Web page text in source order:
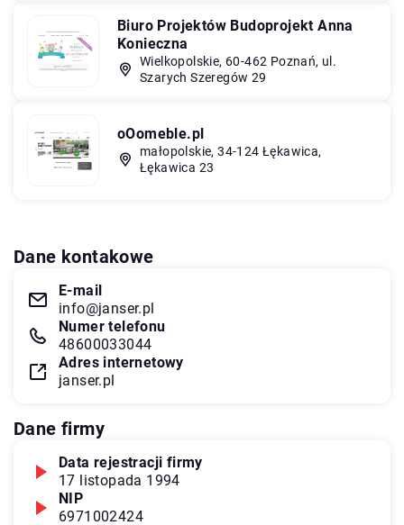
Biuro Projektów Budoprojekt Anna
Konieczna
Wielkopolskie, 60-462 Poznań, ul.
Szarych Szeregów 29
oOomeble.pl
małopolskie, 34-124 Łękawica,
Łękawica 23
Dane kontakowe
E-mail
info@janser.pl
Numer telefonu
48600033044
Adres internetowy
janser.pl
Dane firmy
Data rejestracji firmy
17 listopada 1994
NIP
6971002424